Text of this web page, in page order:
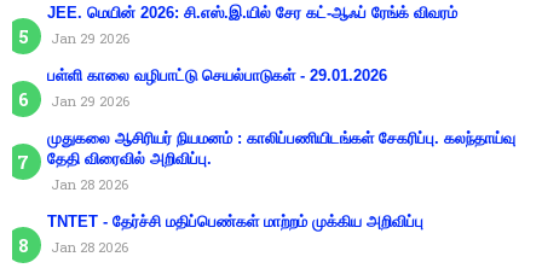
JEE. மெயின் 2026: சி.எஸ்.இ.யில் சேர கட்-ஆஃப் ரேங்க் விவரம்
Jan 29 2026
பள்ளி காலை வழிபாட்டு செயல்பாடுகள் - 29.01.2026
Jan 29 2026
முதுகலை ஆசிரியர் நியமனம் : காலிப்பணியிடங்கள் சேகரிப்பு. கலந்தாய்வு
தேதி விரைவில் அறிவிப்பு.
Jan 28 2026
TNTET - தேர்ச்சி மதிப்பெண்கள் மாற்றம் முக்கிய அறிவிப்பு
Jan 28 2026